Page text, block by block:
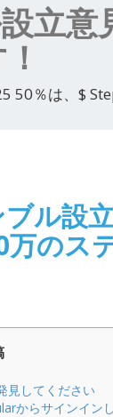
立意
50％は、$
ル設
のス
見してください
からサインイン